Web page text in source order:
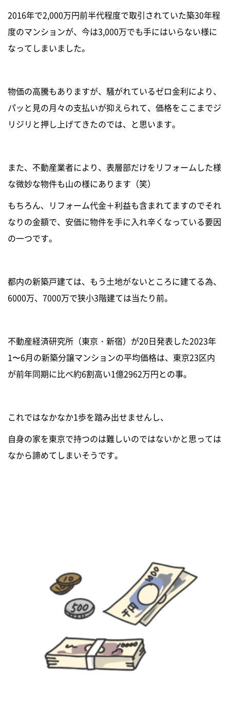
2016年で2,000万円前半代程度で取引されていた築30年程
度のマンションが、今は3,000万でも手にはいらない様に
なってしまいました。
物価の高騰もありますが、騒がれているゼロ金利により、
パッと見の月々の支払いが抑えられて、価格をここまでジ
リジリと押し上げてきたのでは、と思います。
また、不動産業者により、表層部だけをリフォームした様
な微妙な物件も山の様にあります（笑）
もちろん、リフォーム代金＋利益も含まれてますのでそれ
なりの金額で、安価に物件を手に入れ辛くなっている要因
の一つです。
都内の新築戸建ては、もう土地がないところに建てる為、
6000万、7000万で狭小3階建ては当たり前。
不動産経済研究所（東京・新宿）が20日発表した2023年
1〜6月の新築分譲マンションの平均価格は、東京23区内
が前年同期に比べ約6割高い1億2962万円との事。
これではなかなか1歩を踏み出せませんし、
自身の家を東京で持つのは難しいのではないかと思っては
なから諦めてしまいそうです。